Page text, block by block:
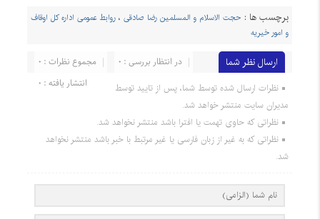
برچسب ها : حجت الاسلام و المسلمین رضا صادقی، روابط عمومی اداره کل اوقاف
و امور خیریه
ارسال نظر شما مجموع نظرات : 0
در انتظار بررسی : 0
انتشار یافته : 0
نظرات ارسال شده توسط شما، پس از تایید توسط
مدیران سایت منتشر خواهد شد.
نظراتی که حاوی تهمت یا افترا باشد منتشر نخواهد شد.
نظراتی که به غیر از زبان فارسی یا غیر مرتبط با خبر باشد منتشر نخواهد
شد.